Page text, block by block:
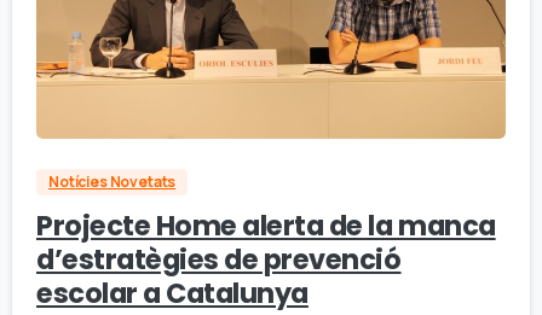
Notícies Novetats
Projecte Home alerta de la manca
d’estratègies de prevenció
escolar a Catalunya